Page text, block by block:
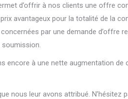
d’offrir à nos clients une offre
avantageux pour la totalité de la
par une demande d’offre
à une nette augmentation de
nous leur avons attribué. N’hésitez